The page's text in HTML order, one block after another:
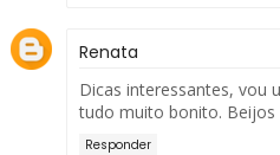
Renata
Dicas interessantes, vou
tudo muito bonito. Beijos
Responder